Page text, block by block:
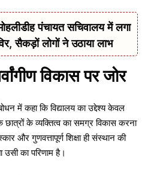
पंचायत सचिवालय में लगा
सैकड़ों लोगों ने उठाया लाभ
विकास पर जोर
में कहा कि विद्यालय का उद्देश्य केवल
छात्रों के व्यक्तित्व का समग्र विकास करना
और गुणवत्तापूर्ण शिक्षा ही संस्थान की
का परिणाम है।